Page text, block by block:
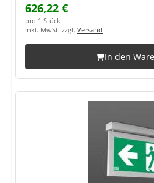
626,22 €
pro 1 Stück
inkl. MwSt. zzgl. Versand
In den